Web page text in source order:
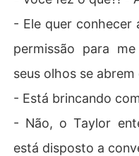
- Ele quer conhecer
permissão para
seus olhos se
- Está brincando
- Não, o Taylor
está disposto a